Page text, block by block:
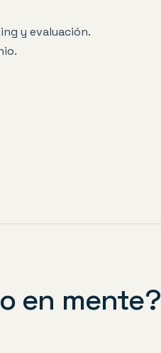
y evaluación.
en mente?